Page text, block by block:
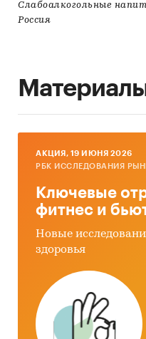
Слабоалкогольные
Россия
AКЦИЯ, 19 ИЮНЯ 2026
РБК ИССЛЕДОВАНИЯ
Ключевые
фитнес и
Новые
здоровья